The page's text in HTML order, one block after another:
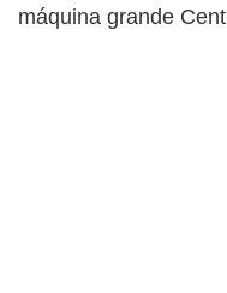
máquina grande